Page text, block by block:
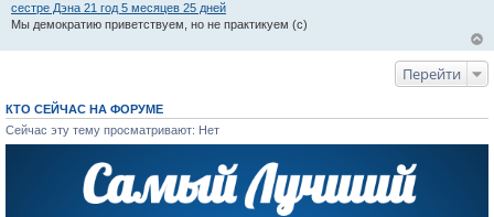
сестре Дэна 21 год 5 месяцев 25 дней
Мы демократию приветствуем, но не практикуем (с)
Перейти
КТО СЕЙЧАС НА ФОРУМЕ
Сейчас эту тему просматривают: Нет